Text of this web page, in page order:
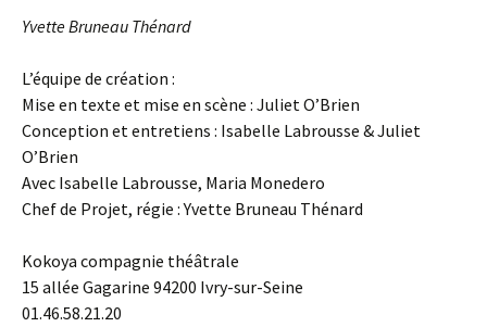
Yvette Bruneau Thénard
L’équipe de création :
Mise en texte et mise en scène : Juliet O’Brien
Conception et entretiens : Isabelle Labrousse & Juliet
O’Brien
Avec Isabelle Labrousse, Maria Monedero
Chef de Projet, régie : Yvette Bruneau Thénard
Kokoya compagnie théâtrale
15 allée Gagarine 94200 Ivry-sur-Seine
01.46.58.21.20